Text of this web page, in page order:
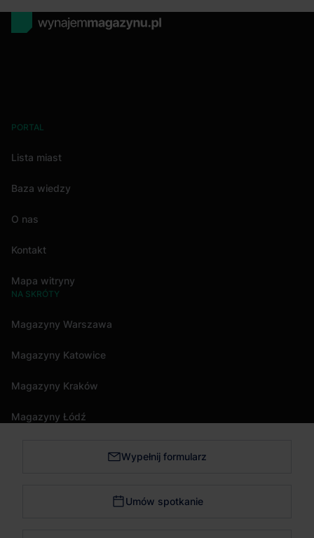
PORTAL
Lista miast
Baza wiedzy
O nas
Kontakt
Mapa witryny
NA SKRÓTY
Magazyny Warszawa
Magazyny Katowice
Magazyny Kraków
Magazyny Łódź
Magazyny Trójmiasto Wypełnij formularz
Umów spotkanie